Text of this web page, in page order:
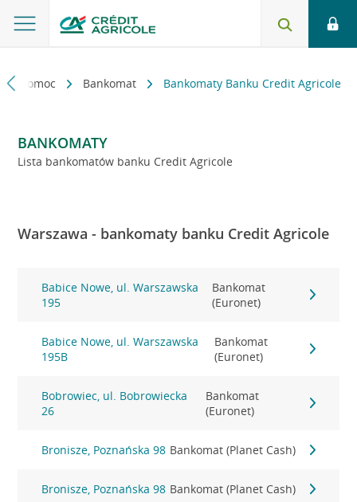
i pomoc Bankomat Bankomaty Banku Credit Agricole
BANKOMATY
Lista bankomatów banku Credit Agricole
Warszawa - bankomaty banku Credit Agricole
Babice Nowe, ul. Warszawska
195
Bankomat
(Euronet)
Babice Nowe, ul. Warszawska
195B
Bankomat
(Euronet)
Bobrowiec, ul. Bobrowiecka
26
Bankomat
(Euronet)
Bronisze, Poznańska 98 Bankomat (Planet Cash)
Bronisze, Poznańska 98 Bankomat (Planet Cash)